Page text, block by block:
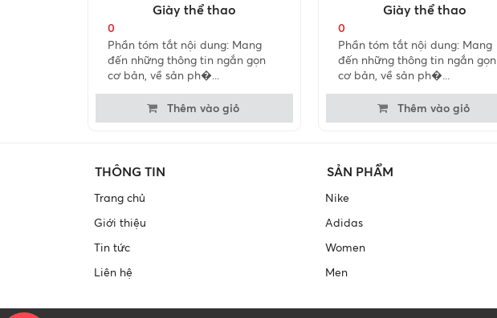
Giày thể thao
0
Phần tóm tắt nội dung: Mang
đến những thông tin ngắn gọn
cơ bản, về sản ph�...
Thêm vào giỏ
Giày thể thao
0
Phần tóm tắt nội dung: Mang
đến những thông tin ngắn gọn
cơ bản, về sản ph�...
Thêm vào giỏ
THÔNG TIN
Trang chủ
Giới thiệu
Tin tức
Liên hệ
SẢN PHẨM
Nike
Adidas
Women
Men